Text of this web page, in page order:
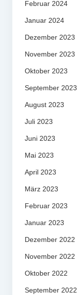
Februar 2024
Januar 2024
Dezember 2023
November 2023
Oktober 2023
September 2023
August 2023
Juli 2023
Juni 2023
Mai 2023
April 2023
März 2023
Februar 2023
Januar 2023
Dezember 2022
November 2022
Oktober 2022
September 2022